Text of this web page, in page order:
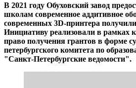
В 2021 году Обуховский завод
школам современное аддитивное
современных 3D-принтера
Инициативу реализовали в рамках
право получения грантов в форме
петербургского комитета по
"Санкт-Петербургские ведомости".